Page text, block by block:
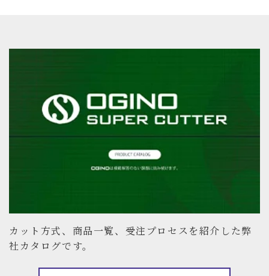
カット方式、商品一覧、受注プロセスを紹介した弊
社カタログです。